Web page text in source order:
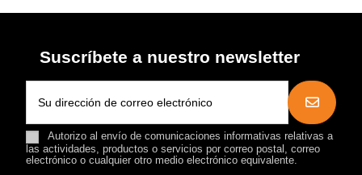
Suscríbete a nuestro newsletter
Autorizo al envío de comunicaciones informativas relativas a
las actividades, productos o servicios por correo postal, correo
electrónico o cualquier otro medio electrónico equivalente.